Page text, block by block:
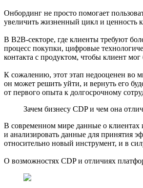
Онбординг не просто помогает
увеличить жизненный цикл и ценность
В B2B-секторе, где клиенты требуют
процесс покупки, цифровые
контакта с продуктом, чтобы клиент
К сожалению, этот этап недооценен во
он может решить уйти, и вернуть его
от первого опыта к долгосрочному
Зачем бизнесу CDP и чем она
В современном мире данные о клиентах
и анализировать данные для принятия
относительно новый инструмент, и в
О возможностях CDP и отличиях